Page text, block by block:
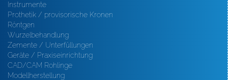
Instrumente
Prothetik / provisorische Kronen
Röntgen
Wurzelbehandlung
Zemente / Unterfüllungen
Geräte / Praxiseinrichtung
CAD/CAM Rohlinge
Modellherstellung